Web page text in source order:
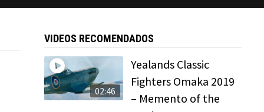
VIDEOS RECOMENDADOS
02:46
Yealands Classic
Fighters Omaka 2019
– Memento of the